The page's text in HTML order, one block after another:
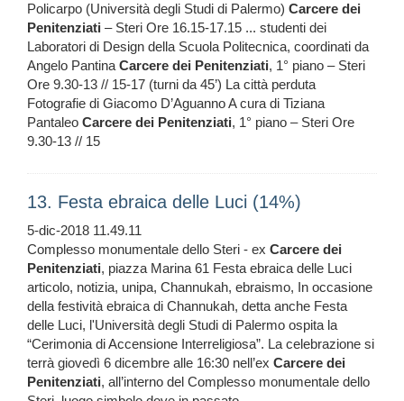
Policarpo (Università degli Studi di Palermo) Carcere dei
Penitenziati – Steri Ore 16.15-17.15 ... studenti dei
Laboratori di Design della Scuola Politecnica, coordinati da
Angelo PantinaCarcere dei Penitenziati, 1° piano – Steri
Ore 9.30-13 // 15-17 (turni da 45’) La città perduta
Fotografie di Giacomo D’Aguanno A cura di Tiziana
Pantaleo Carcere dei Penitenziati, 1° piano – Steri Ore
9.30-13 // 15
13. Festa ebraica delle Luci (14%)
5-dic-2018 11.49.11
Complesso monumentale dello Steri - ex Carcere dei
Penitenziati, piazza Marina 61 Festa ebraica delle Luci
articolo, notizia, unipa, Channukah, ebraismo, In occasione
della festività ebraica di Channukah, detta anche Festa
delle Luci, l'Università degli Studi di Palermo ospita la
“Cerimonia di Accensione Interreligiosa”. La celebrazione si
terrà giovedì 6 dicembre alle 16:30 nell’ex Carcere dei
Penitenziati, all’interno del Complesso monumentale dello